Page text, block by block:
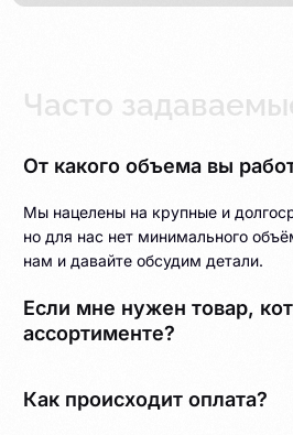
Часто
От какого объема вы
Мы нацелены на крупные и
но для нас нет минимального
нам и давайте обсудим детали.
Если мне нужен товар,
ассортименте?
Как происходит оплата?